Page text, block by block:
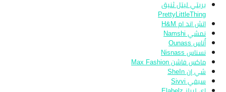
بريتي ليتل ثنيق
PrettyLittleThing
اتش اند ام H&M
نمشي Namshi
أُناس Ounass
نسناس Nisnass
ماكس فاشن Max Fashion
شي إن SheIn
سيفي Sivvi